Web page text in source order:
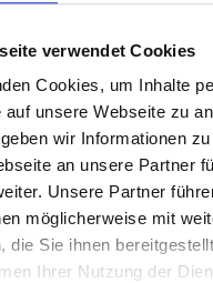
verwendet Cookies
Cookies, um Inhalte
auf unsere Webseite zu
wir Informationen
an unsere Partner
Unsere Partner
möglicherweise mit
die Sie ihnen
Ihrer Nutzung der